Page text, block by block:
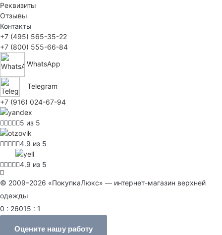
Реквизиты
Отзывы
Контакты
+7 (495) 565-35-22
+7 (800) 555-66-84
WhatsApp
Telegram
+7 (916) 024-67-94
5 из 5
4.9 из 5
4.9 из 5
© 2009–2026 «ПокупкаЛюкс» — интернет-магазин верхней
одежды
0 : 26015 : 1
Оцените нашу работу